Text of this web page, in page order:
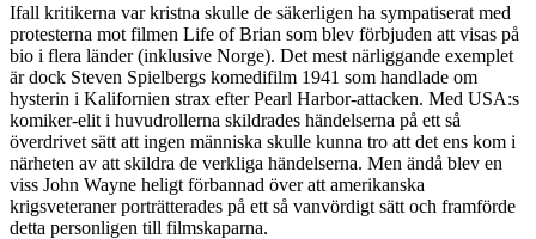
Ifall kritikerna var kristna skulle de säkerligen ha sympatiserat med
protesterna mot filmen Life of Brian som blev förbjuden att visas på
bio i flera länder (inklusive Norge). Det mest närliggande exemplet
är dock Steven Spielbergs komedifilm 1941 som handlade om
hysterin i Kalifornien strax efter Pearl Harbor-attacken. Med USA:s
komiker-elit i huvudrollerna skildrades händelserna på ett så
överdrivet sätt att ingen människa skulle kunna tro att det ens kom i
närheten av att skildra de verkliga händelserna. Men ändå blev en
viss John Wayne heligt förbannad över att amerikanska
krigsveteraner porträtterades på ett så vanvördigt sätt och framförde
detta personligen till filmskaparna.